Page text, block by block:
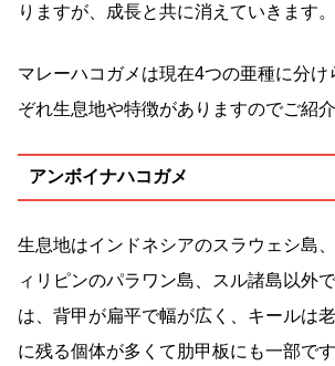
りますが、成長と共に消えていきます。
マレーハコガメは現在4つの亜種に分け
ぞれ生息地や特徴がありますのでご紹
アンボイナハコガメ
生息地はインドネシアのスラウェシ島
ィリピンのパラワン島、スル諸島以外
は、背甲が扁平で幅が広く、キールは
に残る個体が多くて肋甲板にも一部で